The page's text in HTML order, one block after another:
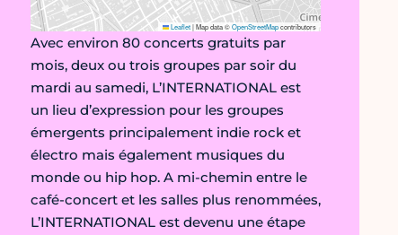
Leaflet|Map data ©OpenStreetMapcontributors
Avec environ 80 concerts gratuits par
mois, deux ou trois groupes par soir du
mardi au samedi, L’INTERNATIONAL est
un lieu d’expression pour les groupes
émergents principalement indie rock et
électro mais également musiques du
monde ou hip hop. A mi-chemin entre le
café-concert et les salles plus renommées,
L’INTERNATIONAL est devenu une étape